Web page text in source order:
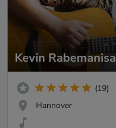
Kevin Rabemanisa
(19)
Hannover